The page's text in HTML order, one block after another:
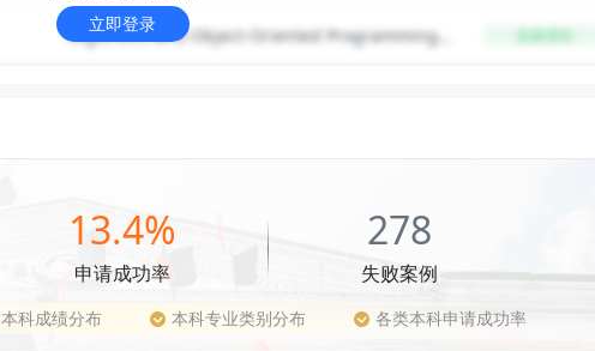
Algorithm and Object-Oriented Programming f 选修课程
立即登录
13.4%
申请成功率
278
失败案例
本科成绩分布 本科专业类别分布 各类本科申请成功率